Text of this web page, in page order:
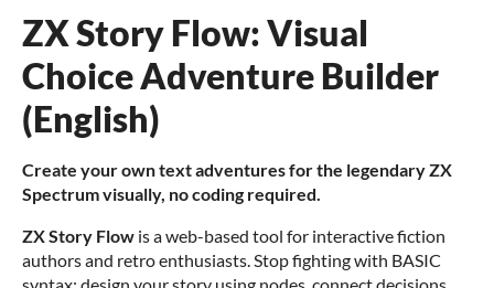
ZX Story Flow: Visual
Choice Adventure Builder
(English)
Create your own text adventures for the legendary ZX
Spectrum visually, no coding required.
ZX Story Flow is a web-based tool for interactive fiction
authors and retro enthusiasts. Stop fighting with BASIC